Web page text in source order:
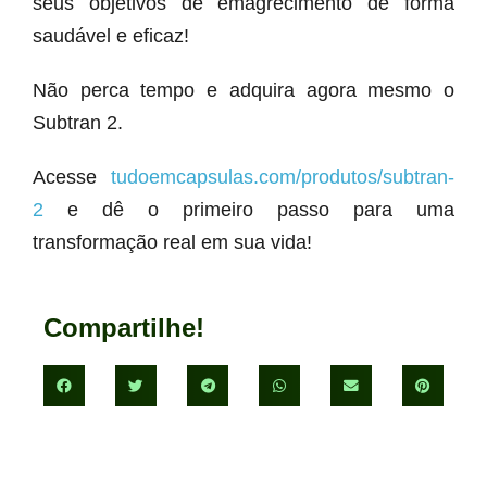
saudável e eficaz!
Não perca tempo e adquira agora mesmo o
Subtran 2.
Acesse tudoemcapsulas.com/produtos/subtran-
2 e dê o primeiro passo para uma
transformação real em sua vida!
Compartilhe!